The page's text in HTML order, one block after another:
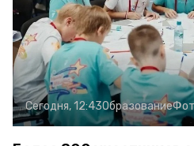
Сегодня, 12:43Образование